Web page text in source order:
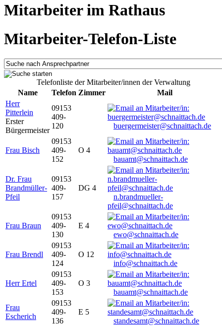
Mitarbeiter im Rathaus
Mitarbeiter-Telefon-Liste
Telefonliste der Mitarbeiter/innen der Verwaltung
Name
Telefon Zimmer
Mail
Herr
Pitterlein
Erster
Bürgermeister
09153
409-
120
buergermeister@schnaittach.de
Frau Bisch
09153
409-
152
O 4
bauamt@schnaittach.de
Dr. Frau
Brandmüller-
Pfeil
09153
409-
157
DG 4
n.brandmueller-
pfeil@schnaittach.de
Frau Braun
09153
409-
130
E 4
ewo@schnaittach.de
Frau Brendl
09153
409-
124
O 12
info@schnaittach.de
Herr Ertel
09153
409-
153
O 3
bauamt@schnaittach.de
Frau
Escherich
09153
409-
136
E 5
standesamt@schnaittach.de